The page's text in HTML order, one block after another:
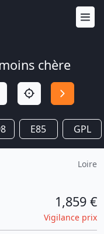
chère
E85 GPL
Loire
1,859 €
Vigilance prix